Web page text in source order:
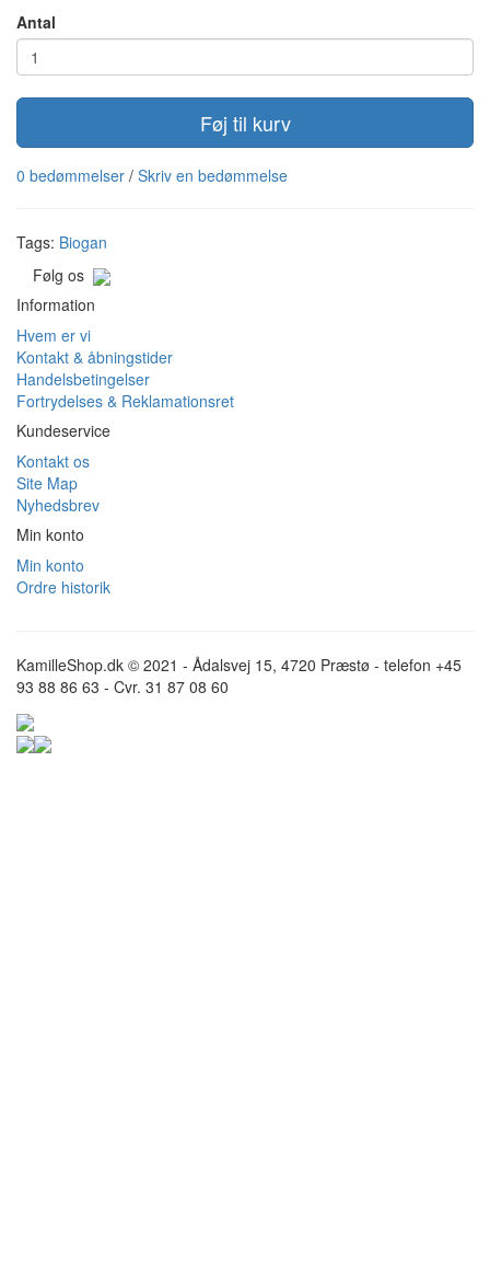
Antal
Føj til kurv
0 bedømmelser / Skriv en bedømmelse
Tags: Biogan
Følg os
Information
Hvem er vi
Kontakt & åbningstider
Handelsbetingelser
Fortrydelses & Reklamationsret
Kundeservice
Kontakt os
Site Map
Nyhedsbrev
Min konto
Min konto
Ordre historik
KamilleShop.dk © 2021 - Ådalsvej 15, 4720 Præstø - telefon +45
93 88 86 63 - Cvr. 31 87 08 60